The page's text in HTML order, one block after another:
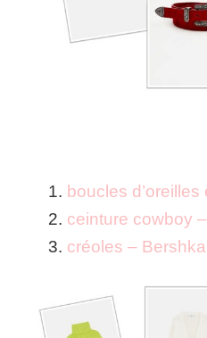
boucles
ceinture cowboy
créoles – Bershka